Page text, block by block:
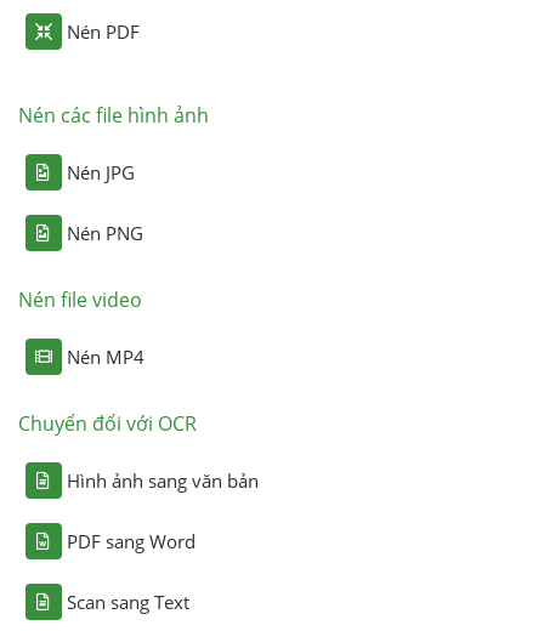
Nén PDF
Nén các file hình ảnh
Nén JPG
Nén PNG
Nén file video
Nén MP4
Chuyển đổi với OCR
Hình ảnh sang văn bản
PDF sang Word
Scan sang Text